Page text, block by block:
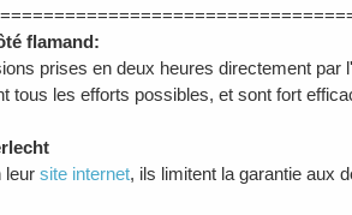
flamand:
prises en deux heures directement par
tous les efforts possibles, et sont fort
leur site internet, ils limitent la garantie aux